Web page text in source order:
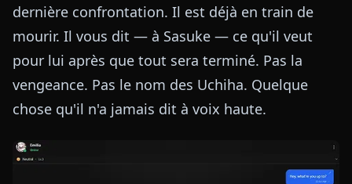
dernière confrontation. Il est déjà en train de
mourir. Il vous dit — à Sasuke — ce qu'il veut
pour lui après que tout sera terminé. Pas la
vengeance. Pas le nom des Uchiha. Quelque
chose qu'il n'a jamais dit à voix haute.